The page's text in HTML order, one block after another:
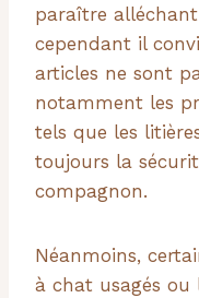
paraître
cependant il
articles ne sont
notamment les
tels que les
toujours la
compagnon.
Néanmoins,
à chat usagés